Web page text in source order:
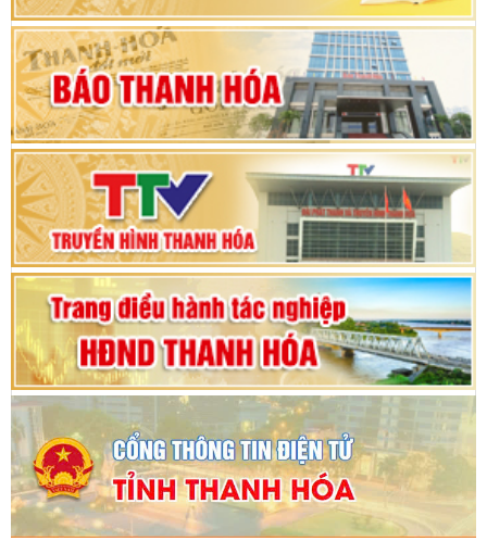
Khai mạc Kỳ họp bất thường lần thứ 9, Quốc
hội khóa XV
Phiên thảo luận Kỳ họp thứ 24, HĐND tỉnh
Thanh Hóa khóa XVIII, nhiệm kỳ 2021 - 2026
Bế mạc Kỳ họp thứ hai bốn, Hội đồng nhân dân
tỉnh khoá XVIII